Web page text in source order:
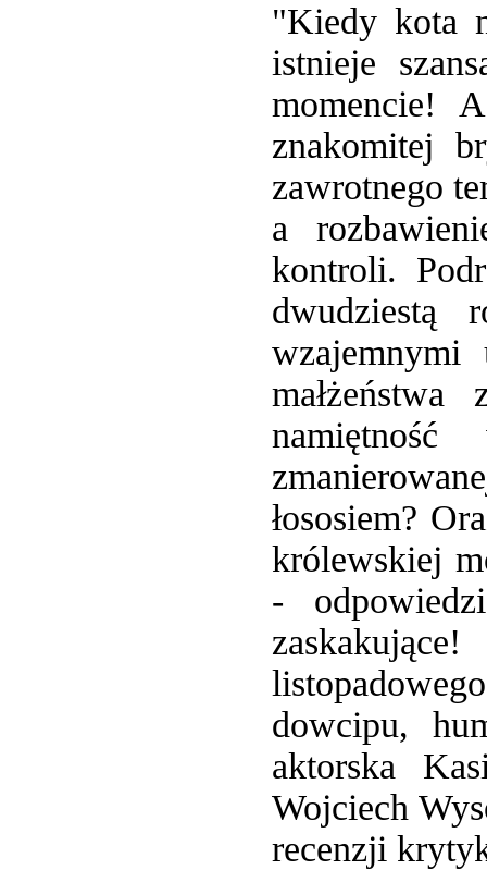
"Kiedy kota
istnieje
momencie!
znakomitej
zawrotnego
a
kontroli.
dwudziestą
wzajemnymi
łososiem?
królewskiej
-
dowcipu,
aktorska
Wojciech
recenzji